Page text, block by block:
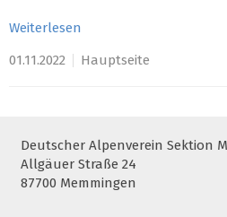
Weiterlesen
01.11.2022
Hauptseite
Deutscher Alpenverein Sektion
Allgäuer Straße 24
87700 Memmingen